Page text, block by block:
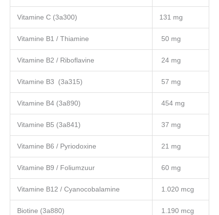
Vitamine C (3a300) 131 mg
Vitamine B1 / Thiamine 50 mg
Vitamine B2 / Riboflavine 24 mg
Vitamine B3 (3a315) 57 mg
Vitamine B4 (3a890) 454 mg
Vitamine B5 (3a841) 37 mg
Vitamine B6 / Pyriodoxine 21 mg
Vitamine B9 / Foliumzuur 60 mg
Vitamine B12 / Cyanocobalamine 1.020 mcg
Biotine (3a880) 1.190 mcg